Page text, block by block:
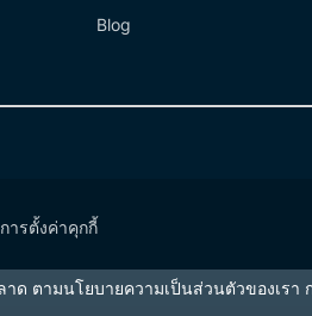
Blog
การตั้งค่าคุกกี้